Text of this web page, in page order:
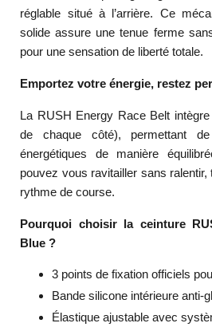
réglable situé à l’arrière. Ce
solide assure une tenue ferme
pour une sensation de liberté totale.
Emportez votre énergie, restez
La RUSH Energy Race Belt
de chaque côté), permettant
énergétiques de manière
pouvez vous ravitailler sans
rythme de course.
Pourquoi choisir la ceinture
Blue ?
3 points de fixation officiels
Bande silicone intérieure anti-
Élastique ajustable avec